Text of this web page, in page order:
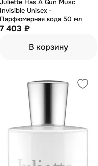
Juliette Has А Gun Musc
Invisible Unisex -
Парфюмерная вода 50 мл
7 403 ₽
В корзину